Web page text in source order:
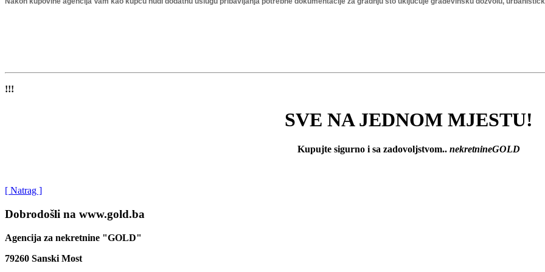
!!!
SVE NA JEDNOM MJESTU!
Kupujte sigurno i sa zadovoljstvom.. nekretnineGOLD
[ Natrag ]
Dobrodošli na www.gold.ba
Agencija za nekretnine "GOLD"
79260 Sanski Most